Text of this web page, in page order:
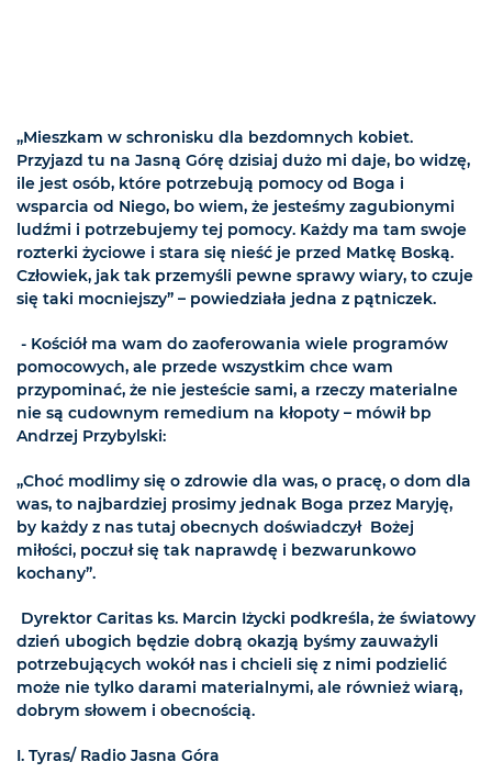
„Mieszkam w schronisku dla bezdomnych kobiet.
Przyjazd tu na Jasną Górę dzisiaj dużo mi daje, bo widzę,
ile jest osób, które potrzebują pomocy od Boga i
wsparcia od Niego, bo wiem, że jesteśmy zagubionymi
ludźmi i potrzebujemy tej pomocy. Każdy ma tam swoje
rozterki życiowe i stara się nieść je przed Matkę Boską.
Człowiek, jak tak przemyśli pewne sprawy wiary, to czuje
się taki mocniejszy” – powiedziała jedna z pątniczek.
- Kościół ma wam do zaoferowania wiele programów
pomocowych, ale przede wszystkim chce wam
przypominać, że nie jesteście sami, a rzeczy materialne
nie są cudownym remedium na kłopoty – mówił bp
Andrzej Przybylski:
„Choć modlimy się o zdrowie dla was, o pracę, o dom dla
was, to najbardziej prosimy jednak Boga przez Maryję,
by każdy z nas tutaj obecnych doświadczył Bożej
miłości, poczuł się tak naprawdę i bezwarunkowo
kochany”.
Dyrektor Caritas ks. Marcin Iżycki podkreśla, że światowy
dzień ubogich będzie dobrą okazją byśmy zauważyli
potrzebujących wokół nas i chcieli się z nimi podzielić
może nie tylko darami materialnymi, ale również wiarą,
dobrym słowem i obecnością.
I. Tyras/ Radio Jasna Góra